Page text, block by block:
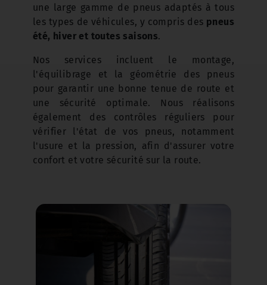
une large gamme de pneus adaptés à tous
les types de véhicules, y compris des pneus
été, hiver et toutes saisons.
Nos services incluent le montage,
l'équilibrage et la géométrie des pneus
pour garantir une bonne tenue de route et
une sécurité optimale. Nous réalisons
également des contrôles réguliers pour
vérifier l'état de vos pneus, notamment
l'usure et la pression, afin d'assurer votre
confort et votre sécurité sur la route.